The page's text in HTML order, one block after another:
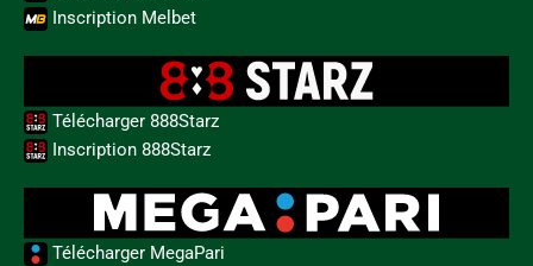
Inscription Melbet
Télécharger 888Starz
Inscription 888Starz
Télécharger MegaPari